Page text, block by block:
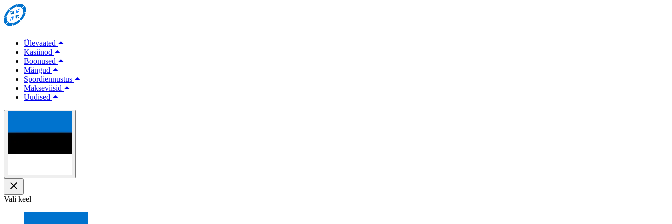
Ülevaated
Kasiinod
Boonused
Mängud
Spordiennustus
Makseviisid
Uudised
Vali keel